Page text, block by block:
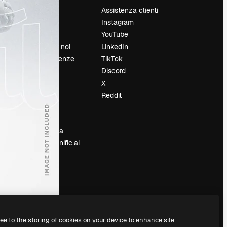
Prezzi
Chi siamo
Lavora con noi
Cerca tendenze
Vendi i tuoi
contenuti
Sala stampa
Cerchi magnific.ai
Assistenza clienti
Instagram
YouTube
LinkedIn
TikTok
Discord
X
Reddit
to the storing of cookies on your device to enhance site